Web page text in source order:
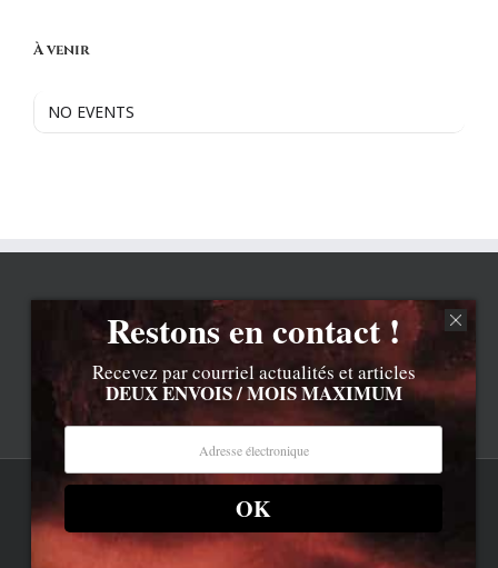
À venir
NO EVENTS
Contenu © Lionel Davoust sauf exceptions précisées.
Cliquez ici pour lire les mentions légales barbantes
LD.com 8.a. Attention, vous êtes arrivé en bas de la page,
Restons en contact !
Recevez par courriel actualités et articles
DEUX ENVOIS / MOIS MAXIMUM
OK